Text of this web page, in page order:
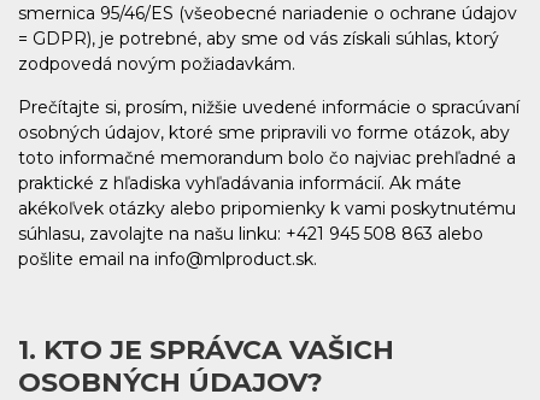
smernica 95/46/ES (všeobecné nariadenie o ochrane údajov
= GDPR), je potrebné, aby sme od vás získali súhlas, ktorý
zodpovedá novým požiadavkám.
Prečítajte si, prosím, nižšie uvedené informácie o spracúvaní
osobných údajov, ktoré sme pripravili vo forme otázok, aby
toto informačné memorandum bolo čo najviac prehľadné a
praktické z hľadiska vyhľadávania informácií. Ak máte
akékoľvek otázky alebo pripomienky k vami poskytnutému
súhlasu, zavolajte na našu linku: +421 945 508 863 alebo
pošlite email na info@mlproduct.sk.
1. KTO JE SPRÁVCA VAŠICH
OSOBNÝCH ÚDAJOV?